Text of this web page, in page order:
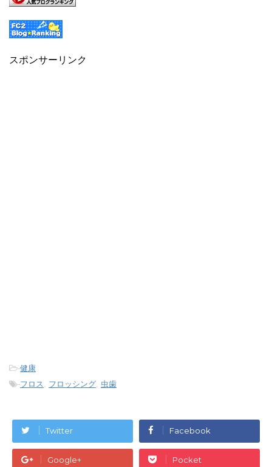
スポンサーリンク
-健康
-フロス フロッシング 虫歯
Twitter Facebook
Google+ Pocket